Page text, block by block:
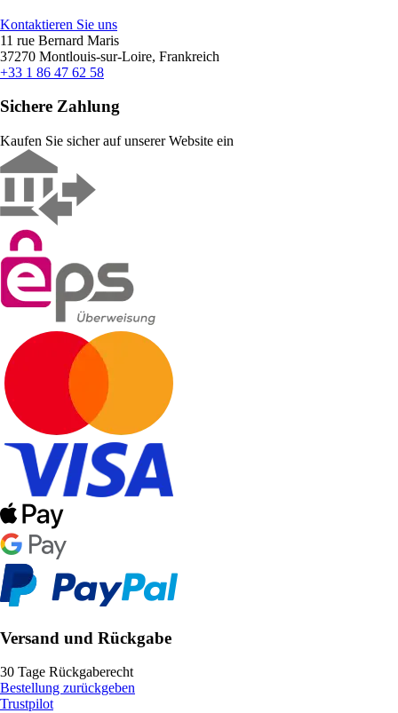
Kontaktieren Sie uns
11 rue Bernard Maris
37270 Montlouis-sur-Loire, Frankreich
+33 1 86 47 62 58
Sichere Zahlung
Kaufen Sie sicher auf unserer Website ein
Versand und Rückgabe
30 Tage Rückgaberecht
Bestellung zurückgeben
Trustpilot